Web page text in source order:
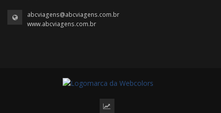
abcviagens@abcviagens.com.br
www.abcviagens.com.br